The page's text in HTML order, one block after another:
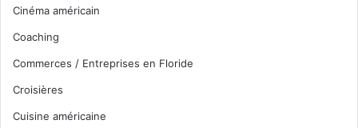
Cinéma américain
Coaching
Commerces / Entreprises en Floride
Croisières
Cuisine américaine